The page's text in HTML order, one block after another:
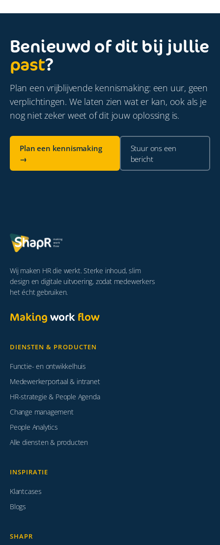
Benieuwd of dit bij jullie
past?
Plan een vrijblijvende kennismaking: een uur, geen
verplichtingen. We laten zien wat er kan, ook als je
nog niet zeker weet of dit jouw oplossing is.
Plan een kennismaking
→
Stuur ons een
bericht
Wij maken HR die werkt. Sterke inhoud, slim
design en digitale uitvoering, zodat medewerkers
het écht gebruiken.
Makingworkflow
DIENSTEN & PRODUCTEN
Functie- en ontwikkelhuis
Medewerkerportaal & intranet
HR-strategie & People Agenda
Change management
People Analytics
Alle diensten & producten
INSPIRATIE
Klantcases
Blogs
SHAPR